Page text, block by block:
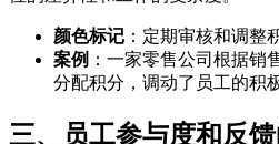
颜色标记 ：定期审核和调整
案例 ：一家零售公司根据销
分配积分，调动了员工的积
三、员工参与度和反